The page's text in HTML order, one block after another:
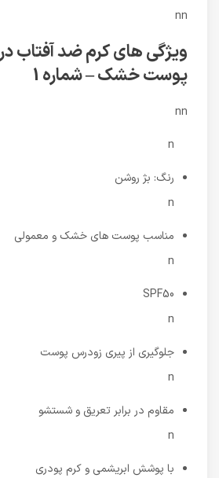
nn
ویژگی های کرم ضد آفتاب
پوست خشک – شماره 1
nn
n
رنگ: بژ روشن
n
مناسب پوست های خشک و معمولی
n
SPF50
n
جلوگیری از پیری زودرس پوست
n
مقاوم در برابر تعریق و شستشو
n
با پوشش ابریشمی و کرم پودری